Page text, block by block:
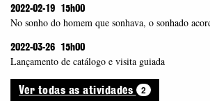
2022-02-19 15h00
No sonho do homem que sonhava, o sonhado
2022-03-26 15h00
Lançamento de catálogo e visita guiada
Ver todas as atividades 2